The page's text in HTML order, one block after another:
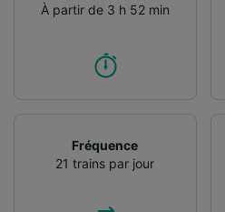
À partir de 3 h 52 min
Fréquence
21 trains par jour